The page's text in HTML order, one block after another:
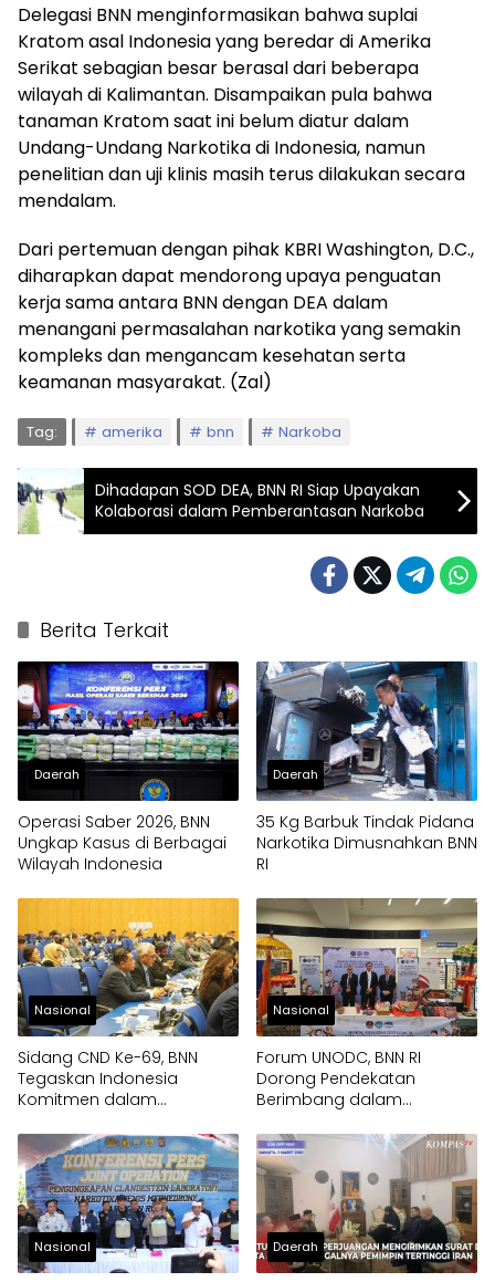
Delegasi BNN menginformasikan bahwa suplai
Kratom asal Indonesia yang beredar di Amerika
Serikat sebagian besar berasal dari beberapa
wilayah di Kalimantan. Disampaikan pula bahwa
tanaman Kratom saat ini belum diatur dalam
Undang-Undang Narkotika di Indonesia, namun
penelitian dan uji klinis masih terus dilakukan secara
mendalam.
Dari pertemuan dengan pihak KBRI Washington, D.C.,
diharapkan dapat mendorong upaya penguatan
kerja sama antara BNN dengan DEA dalam
menangani permasalahan narkotika yang semakin
kompleks dan mengancam kesehatan serta
keamanan masyarakat. (Zal)
Tag: amerika bnn Narkoba
Dihadapan SOD DEA, BNN RI Siap Upayakan
Kolaborasi dalam Pemberantasan Narkoba
Berita Terkait
Daerah
Operasi Saber 2026, BNN
Ungkap Kasus di Berbagai
Wilayah Indonesia
Daerah
35 Kg Barbuk Tindak Pidana
Narkotika Dimusnahkan BNN
RI
Nasional
Sidang CND Ke-69, BNN
Tegaskan Indonesia
Komitmen dalam
Nasional
Forum UNODC, BNN RI
Dorong Pendekatan
Berimbang dalam
Nasional Daerah